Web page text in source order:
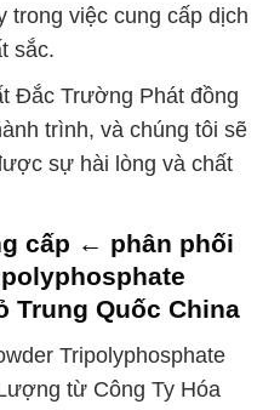
trong việc cung cấp dịch
sắc.
Đắc Trường Phát đồng
trình, và chúng tôi sẽ
sự hài lòng và chất
cấp ← phân phối
Trung Quốc China
Tripolyphosphate
từ Công Ty Hóa